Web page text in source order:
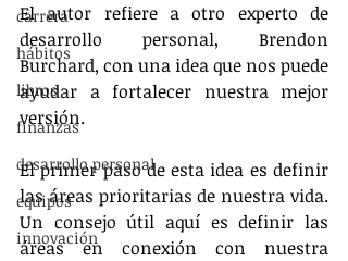
carrera
hábitos
libros
finanzas
desarrollo personal
equipos
innovación
El autor refiere a otro experto de
desarrollo personal, Brendon
Burchard, con una idea que nos puede
ayudar a fortalecer nuestra mejor
versión.
El primer paso de esta idea es definir
las áreas prioritarias de nuestra vida.
Un consejo útil aquí es definir las
áreas en conexión con nuestra